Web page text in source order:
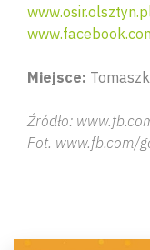
Miejsce:
Źródło:
Fot. www.fb.com/